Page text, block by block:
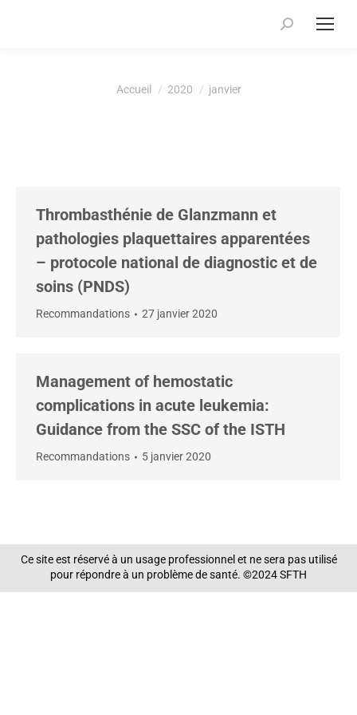
Recherche
Accueil 2020 janvier
Thrombasthénie de Glanzmann et
pathologies plaquettaires apparentées
– protocole national de diagnostic et de
soins (PNDS)
Recommandations 27 janvier 2020
Management of hemostatic
complications in acute leukemia:
Guidance from the SSC of the ISTH
Recommandations 5 janvier 2020
Ce site est réservé à un usage professionnel et ne sera pas utilisé
pour répondre à un problème de santé. ©2024 SFTH